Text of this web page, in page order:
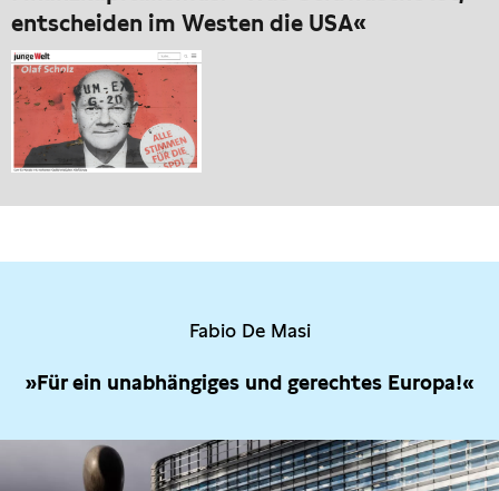
entscheiden im Westen die USA«
Fabio De Masi
»Für ein unabhängiges und gerechtes Europa!«